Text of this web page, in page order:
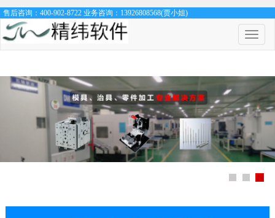
售后咨询：400-902-8722 业务咨询：13926808568(贾小姐)
菜
单
关